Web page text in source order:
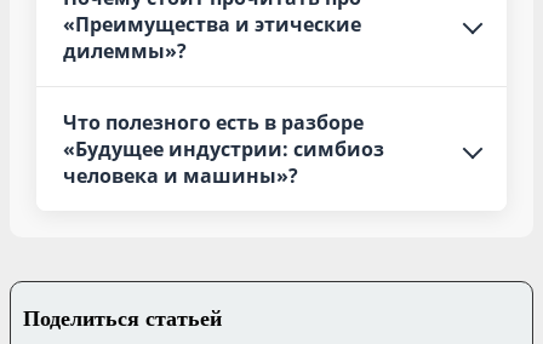
«Преимущества и этические
дилеммы»?
Что полезного есть в разборе
«Будущее индустрии: симбиоз
человека и машины»?
Поделиться статьей